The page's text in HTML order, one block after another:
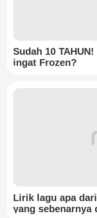
Sudah 10
ingat Frozen?
Lirik lagu apa
yang